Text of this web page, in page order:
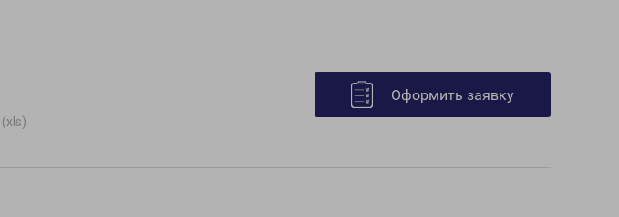
(xls)
Оформить заявку